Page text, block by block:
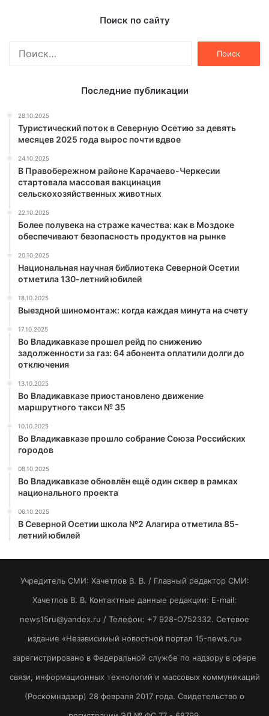
Поиск по сайту
Последние публикации
28.10.2025
Туристический поток в Северную Осетию за девять
месяцев 2025 года вырос почти вдвое
24.10.2025
В Правобережном районе Карачаево-Черкесии
стартовала массовая вакцинация
сельскохозяйственных животных
22.10.2025
Более полувека на страже качества: как в Моздоке
обеспечивают безопасность продуктов на рынке
20.10.2025
Национальная научная библиотека Северной Осетии
отметила 130-летний юбилей
18.10.2025
Выездной шиномонтаж: когда каждая минута на счету
17.10.2025
Во Владикавказе прошел рейд по снижению
задолженности за газ: 64 абонента оплатили долги до
отключения
13.10.2025
Во Владикавказе приостановлено движение
маршрутного такси № 35
10.10.2025
Во Владикавказе прошло собрание Союза Российских
городов
08.10.2025
Во Владикавказе обновлён ещё один сквер в рамках
национального проекта
06.10.2025
В Северной Осетии школа №2 Алагира отметила 85-
летний юбилей
Учредитель СМИ: Хaчeтлoв B. B. / Главный редактор СМИ:
Хaчeтлoв B. B. Контактные данные редакции: E-mail:
news15ru@yandex.ru / Телефон: +7 928-O752332. Сетевое
издание «Независимый новостной портал 15-news.ru»
зарегистрировано в Федеральной службе по надзору в сфере
связи, информационных технологий и массовых коммуникаций
(Роскомнадзор) 28 февраля 2017 года. Свидетельство о